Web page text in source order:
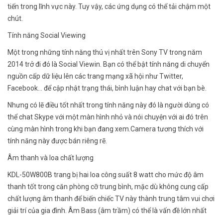
tiến trong lĩnh vực này. Tuy vậy, các ứng dụng có thể tải chậm một
chút.
Tính năng Social Viewing
Một trong những tính năng thú vị nhất trên Sony TV trong năm
2014 trở đi đó là Social Viewin. Bạn có thể bật tính năng di chuyển
nguồn cấp dữ liệu lên các trang mạng xã hội như Twitter,
Facebook… để cập nhật trạng thái, bình luận hay chat với bạn bè.
Nhưng có lẽ điều tốt nhất trong tính năng này đó là người dùng có
thể chat Skype với một màn hình nhỏ và nói chuyện với ai đó trên
cùng màn hình trong khi bạn đang xem.Camera tương thích với
tính năng này được bán riêng rẽ.
Âm thanh và loa chất lượng
KDL-50W800B trang bị hai loa công suất 8 watt cho mức độ âm
thanh tốt trong căn phòng cỡ trung bình, mặc dù không cung cấp
chất lượng âm thanh để biến chiếc TV này thành trung tâm vui chơi
giải trí của gia đình. Âm Bass (âm trầm) có thể là vấn đề lớn nhất